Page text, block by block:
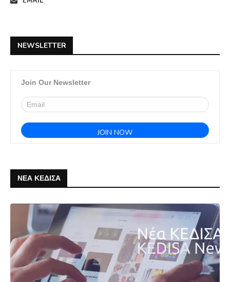
NEWSLETTER
Join Our Newsletter
ΝΕΑ ΚΕΔΙΣΑ